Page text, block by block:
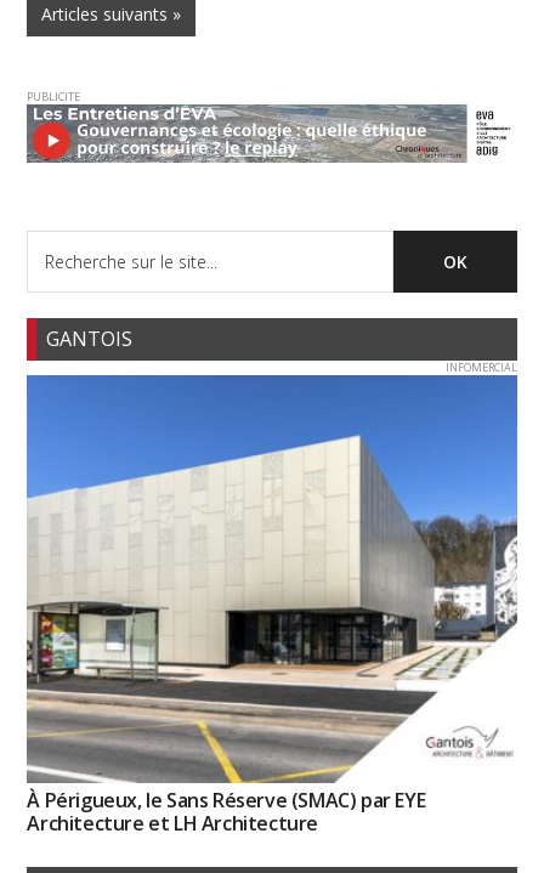
Articles suivants »
PUBLICITE
GANTOIS
INFOMERCIAL
À Périgueux, le Sans Réserve (SMAC) par EYE
Architecture et LH Architecture